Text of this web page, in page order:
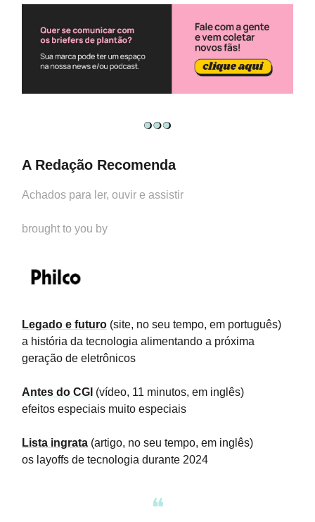
A Redação Recomenda
Achados para ler, ouvir e assistir
brought to you by
Legado e futuro (site, no seu tempo, em português)
a história da tecnologia alimentando a próxima
geração de eletrônicos
Antes do CGI (vídeo, 11 minutos, em inglês)
efeitos especiais muito especiais
Lista ingrata (artigo, no seu tempo, em inglês)
os layoffs de tecnologia durante 2024
❝